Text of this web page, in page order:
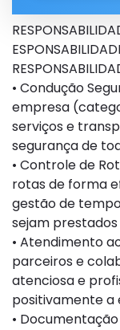
• Condução
empresa
serviços e
segurança de
• Controle de
rotas de forma
gestão de
sejam
• Atendimento
parceiros e
atenciosa e
positivamente a
•